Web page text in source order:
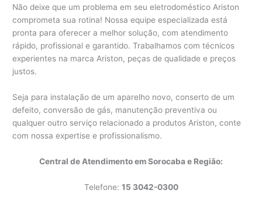
Não deixe que um problema em seu eletrodoméstico Ariston
comprometa sua rotina! Nossa equipe especializada está
pronta para oferecer a melhor solução, com atendimento
rápido, profissional e garantido. Trabalhamos com técnicos
experientes na marca Ariston, peças de qualidade e preços
justos.
Seja para instalação de um aparelho novo, conserto de um
defeito, conversão de gás, manutenção preventiva ou
qualquer outro serviço relacionado a produtos Ariston, conte
com nossa expertise e profissionalismo.
Central de Atendimento em Sorocaba e Região:
Telefone: 15 3042-0300